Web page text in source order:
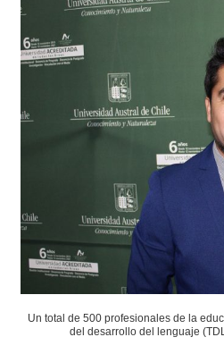
Un total de 500 profesionales de la
del desarrollo del lenguaje